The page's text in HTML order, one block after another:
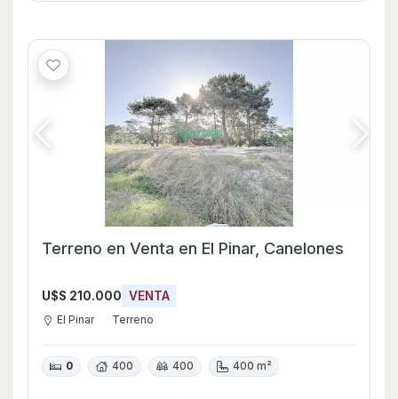
Terreno en Venta en El Pinar, Canelones
U$S 210.000 VENTA
El Pinar Terreno
0 400 400 400 m²